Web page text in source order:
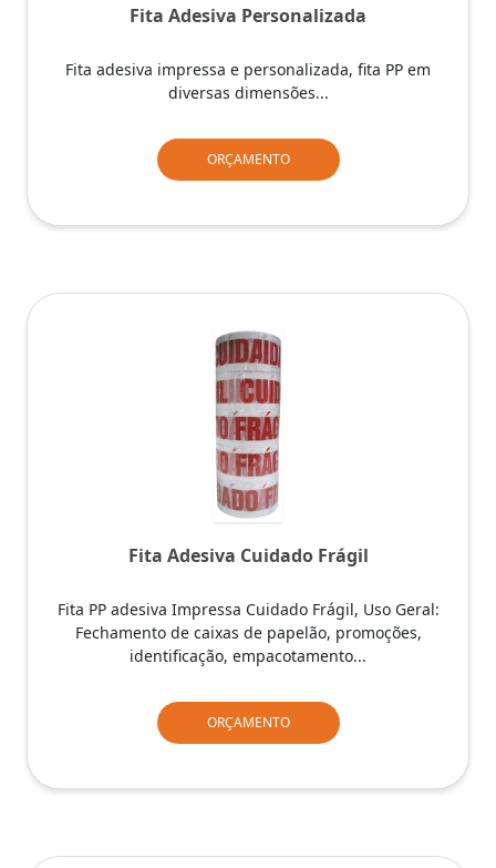
Fita Adesiva Personalizada
Fita adesiva impressa e personalizada, fita PP em
diversas dimensões...
ORÇAMENTO
Fita Adesiva Cuidado Frágil
Fita PP adesiva Impressa Cuidado Frágil, Uso Geral:
Fechamento de caixas de papelão, promoções,
identificação, empacotamento...
ORÇAMENTO